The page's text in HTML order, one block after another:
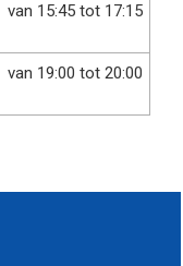
van 15:45 tot 17:15
van 19:00 tot 20:00